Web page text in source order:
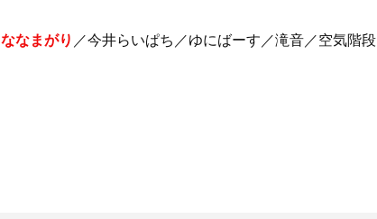
ななまがり ／今井らいぱち／ゆにばーす／滝音／空気階段